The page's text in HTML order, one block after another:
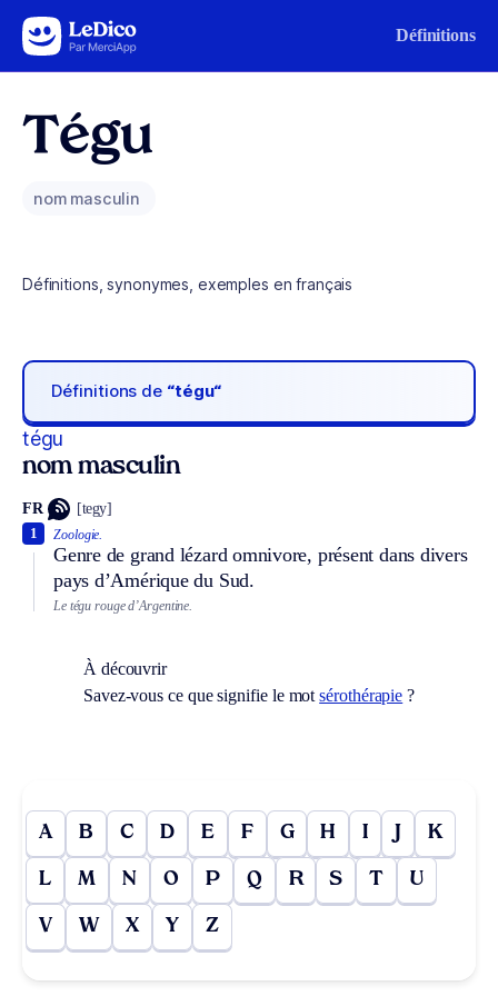
Aller au contenu Définitions
Tégu
nom masculin
Définitions, synonymes, exemples en français
Définitions de “tégu“
tégu
nom masculin
FR [tegy]
Zoologie.
Genre de grand lézard omnivore, présent dans divers
pays d’Amérique du Sud.
1
Le tégu rouge d’Argentine.
À découvrir
Savez-vous ce que signifie le motsérothérapie ?
A B C D E F G H I J K
L M N O P Q R S T U
V W X Y Z